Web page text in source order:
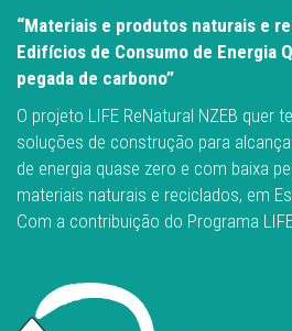
“Materiais e produtos naturais e
Edifícios de Consumo de Energia
pegada de carbono”
O projeto LIFE ReNatural NZEB quer
soluções de construção para
de energia quase zero e com baixa
materiais naturais e reciclados, em
Com a contribuição do Programa